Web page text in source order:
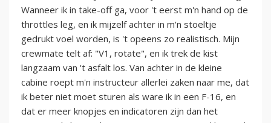
Wanneer ik in take-off ga, voor 't eerst m'n hand op de
throttles leg, en ik mijzelf achter in m'n stoeltje
gedrukt voel worden, is 't opeens zo realistisch. Mijn
crewmate telt af: "V1, rotate", en ik trek de kist
langzaam van 't asfalt los. Van achter in de kleine
cabine roept m'n instructeur allerlei zaken naar me, dat
ik beter niet moet sturen als ware ik in een F-16, en
dat er meer knopjes en indicatoren zijn dan het